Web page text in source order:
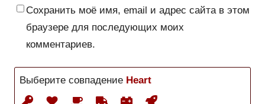
Сохранить моё имя, email и адрес сайта в этом
браузере для последующих моих
комментариев.
Выберите совпадение Heart